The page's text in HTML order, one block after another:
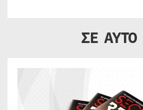
ΣΕ